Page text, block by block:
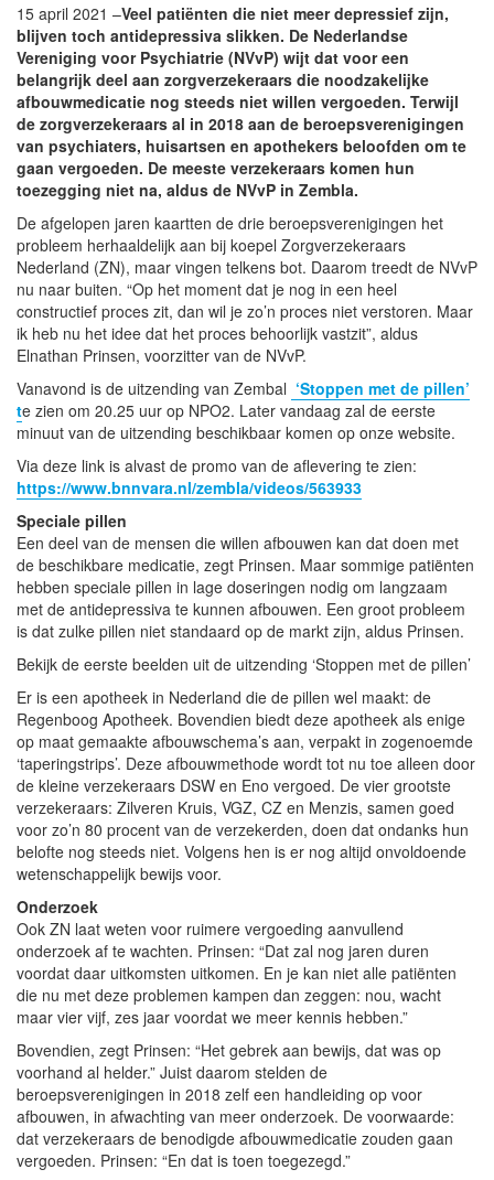
15 april 2021 –Veel patiënten die niet meer depressief zijn,
blijven toch antidepressiva slikken. De Nederlandse
Vereniging voor Psychiatrie (NVvP) wijt dat voor een
belangrijk deel aan zorgverzekeraars die noodzakelijke
afbouwmedicatie nog steeds niet willen vergoeden. Terwijl
de zorgverzekeraars al in 2018 aan de beroepsverenigingen
van psychiaters, huisartsen en apothekers beloofden om te
gaan vergoeden. De meeste verzekeraars komen hun
toezegging niet na, aldus de NVvP in Zembla.
De afgelopen jaren kaartten de drie beroepsverenigingen het
probleem herhaaldelijk aan bij koepel Zorgverzekeraars
Nederland (ZN), maar vingen telkens bot. Daarom treedt de NVvP
nu naar buiten. “Op het moment dat je nog in een heel
constructief proces zit, dan wil je zo’n proces niet verstoren. Maar
ik heb nu het idee dat het proces behoorlijk vastzit”, aldus
Elnathan Prinsen, voorzitter van de NVvP.
Vanavond is de uitzending van Zembal ‘Stoppen met de pillen’
te zien om 20.25 uur op NPO2. Later vandaag zal de eerste
minuut van de uitzending beschikbaar komen op onze website.
Via deze link is alvast de promo van de aflevering te zien:
https://www.bnnvara.nl/zembla/videos/563933
Speciale pillen
Een deel van de mensen die willen afbouwen kan dat doen met
de beschikbare medicatie, zegt Prinsen. Maar sommige patiënten
hebben speciale pillen in lage doseringen nodig om langzaam
met de antidepressiva te kunnen afbouwen. Een groot probleem
is dat zulke pillen niet standaard op de markt zijn, aldus Prinsen.
Bekijk de eerste beelden uit de uitzending ‘Stoppen met de pillen’
Er is een apotheek in Nederland die de pillen wel maakt: de
Regenboog Apotheek. Bovendien biedt deze apotheek als enige
op maat gemaakte afbouwschema’s aan, verpakt in zogenoemde
‘taperingstrips’. Deze afbouwmethode wordt tot nu toe alleen door
de kleine verzekeraars DSW en Eno vergoed. De vier grootste
verzekeraars: Zilveren Kruis, VGZ, CZ en Menzis, samen goed
voor zo’n 80 procent van de verzekerden, doen dat ondanks hun
belofte nog steeds niet. Volgens hen is er nog altijd onvoldoende
wetenschappelijk bewijs voor.
Onderzoek
Ook ZN laat weten voor ruimere vergoeding aanvullend
onderzoek af te wachten. Prinsen: “Dat zal nog jaren duren
voordat daar uitkomsten uitkomen. En je kan niet alle patiënten
die nu met deze problemen kampen dan zeggen: nou, wacht
maar vier vijf, zes jaar voordat we meer kennis hebben.”
Bovendien, zegt Prinsen: “Het gebrek aan bewijs, dat was op
voorhand al helder.” Juist daarom stelden de
beroepsverenigingen in 2018 zelf een handleiding op voor
afbouwen, in afwachting van meer onderzoek. De voorwaarde:
dat verzekeraars de benodigde afbouwmedicatie zouden gaan
vergoeden. Prinsen: “En dat is toen toegezegd.”